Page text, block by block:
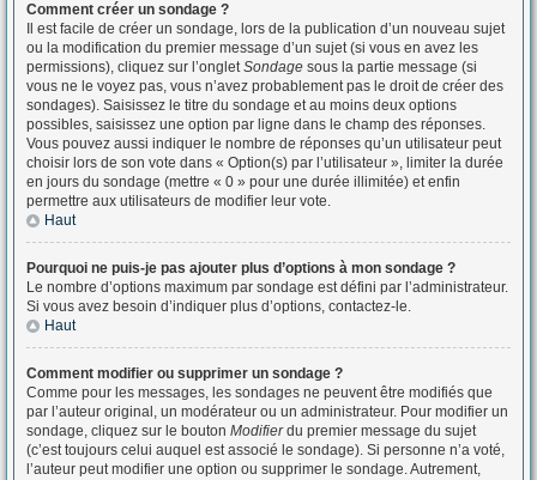
Comment créer un sondage ?
Il est facile de créer un sondage, lors de la publication d’un nouveau sujet
ou la modification du premier message d’un sujet (si vous en avez les
permissions), cliquez sur l’ongletSondage sous la partie message (si
vous ne le voyez pas, vous n’avez probablement pas le droit de créer des
sondages). Saisissez le titre du sondage et au moins deux options
possibles, saisissez une option par ligne dans le champ des réponses.
Vous pouvez aussi indiquer le nombre de réponses qu’un utilisateur peut
choisir lors de son vote dans « Option(s) par l’utilisateur », limiter la durée
en jours du sondage (mettre « 0 » pour une durée illimitée) et enfin
permettre aux utilisateurs de modifier leur vote.
Haut
Pourquoi ne puis-je pas ajouter plus d’options à mon sondage ?
Le nombre d’options maximum par sondage est défini par l’administrateur.
Si vous avez besoin d’indiquer plus d’options, contactez-le.
Haut
Comment modifier ou supprimer un sondage ?
Comme pour les messages, les sondages ne peuvent être modifiés que
par l’auteur original, un modérateur ou un administrateur. Pour modifier un
sondage, cliquez sur le bouton Modifierdu premier message du sujet
(c’est toujours celui auquel est associé le sondage). Si personne n’a voté,
l’auteur peut modifier une option ou supprimer le sondage. Autrement,